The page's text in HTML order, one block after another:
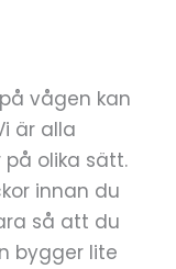
vågen kan
är alla
olika sätt.
innan du
så att du
bygger lite